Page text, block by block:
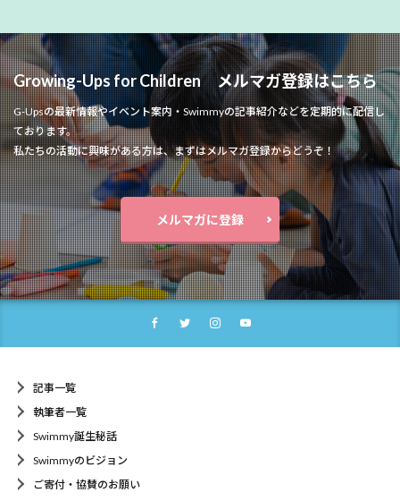
Growing-Ups for Children メルマガ登録はこちら
G-Upsの最新情報やイベント案内・Swimmyの記事紹介などを定期的に配信し
ております。
私たちの活動に興味がある方は、まずはメルマガ登録からどうぞ！
メルマガに登録
記事一覧
執筆者一覧
Swimmy誕生秘話
Swimmyのビジョン
ご寄付・協賛のお願い